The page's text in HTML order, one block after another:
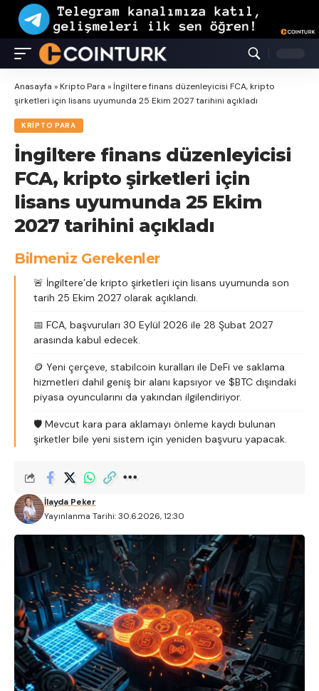
Anasayfa »Kripto Para » İngiltere finans düzenleyicisi FCA, kripto
şirketleri için lisans uyumunda 25 Ekim 2027 tarihini açıkladı
KRIPTO PARA
İngiltere finans düzenleyicisi
FCA, kripto şirketleri için
lisans uyumunda 25 Ekim
2027 tarihini açıkladı
Bilmeniz Gerekenler
🚨 İngiltere’de kripto şirketleri için lisans uyumunda son
tarih 25 Ekim 2027 olarak açıklandı.
📅 FCA, başvuruları 30 Eylül 2026 ile 28 Şubat 2027
arasında kabul edecek.
🪙 Yeni çerçeve, stabilcoin kuralları ile DeFi ve saklama
hizmetleri dahil geniş bir alanı kapsıyor ve $BTC dışındaki
piyasa oyuncularını da yakından ilgilendiriyor.
🛡️ Mevcut kara para aklamayı önleme kaydı bulunan
şirketler bile yeni sistem için yeniden başvuru yapacak.
Yayınlanma Tarihi: 30.6.2026, 12:30
İlayda Peker